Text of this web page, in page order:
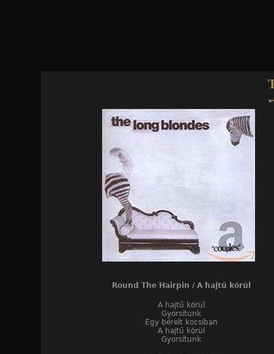
Round The Hairpin / A hajtű körül
A hajtű körül
Gyorsítunk
Egy bérelt kocsiban
A hajtű körül
Gyorsítunk